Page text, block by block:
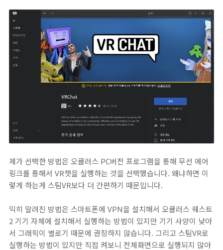
제가 선택한 방법은 오큘러스 PC버전 프로그램을 통해 무선 에어
링크를 통해서 VR챗을 실행하는 것을 선택했습니다. 왜냐하면 이
렇게 하는게 스팀VR보다 더 간편하기 때문입니다.
익히 알려진 방법은 스마트폰에 VPN을 설치해서 오큘러스 퀘스트
2 기기 자체에 설치해서 실행하는 방법이 있지만 기기 사양이 낮아
서 그래픽이 별로기 때문에 권장하지 않습니다. 그리고 스팀VR로
실행하는 방법이 있지만 직접 켜보니 전체화면으로 실행되지 않아